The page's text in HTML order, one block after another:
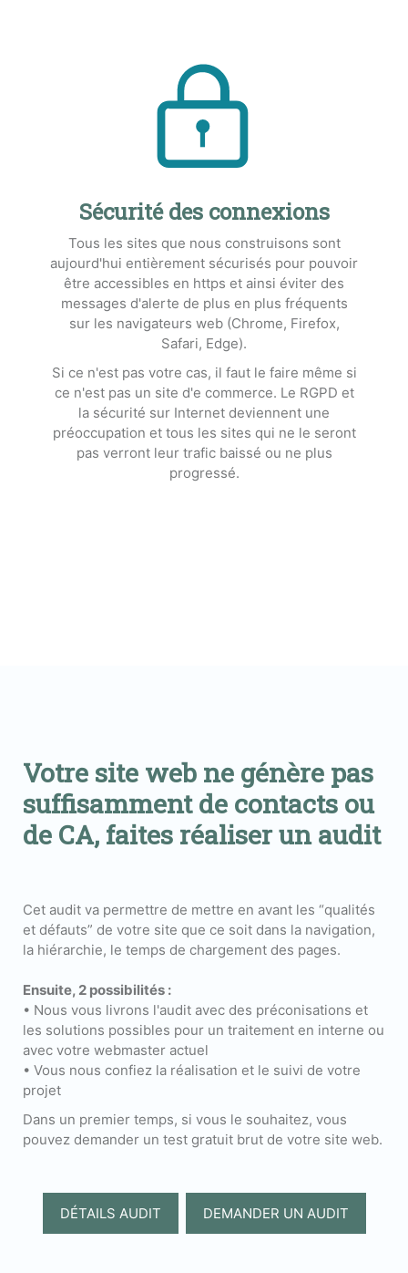
Sécurité des connexions
Tous les sites que nous construisons sont
aujourd'hui entièrement sécurisés pour pouvoir
être accessibles en https et ainsi éviter des
messages d'alerte de plus en plus fréquents
sur les navigateurs web (Chrome, Firefox,
Safari, Edge).
Si ce n'est pas votre cas, il faut le faire même si
ce n'est pas un site d'e commerce. Le RGPD et
la sécurité sur Internet deviennent une
préoccupation et tous les sites qui ne le seront
pas verront leur trafic baissé ou ne plus
progressé.
Votre site web ne génère pas
suffisamment de contacts ou
de CA, faites réaliser un audit
Cet audit va permettre de mettre en avant les “qualités
et défauts” de votre site que ce soit dans la navigation,
la hiérarchie, le temps de chargement des pages.
Ensuite, 2 possibilités :
• Nous vous livrons l'audit avec des préconisations et
les solutions possibles pour un traitement en interne ou
avec votre webmaster actuel
• Vous nous confiez la réalisation et le suivi de votre
projet
Dans un premier temps, si vous le souhaitez, vous
pouvez demander un test gratuit brut de votre site web.
DÉTAILS AUDIT DEMANDER UN AUDIT